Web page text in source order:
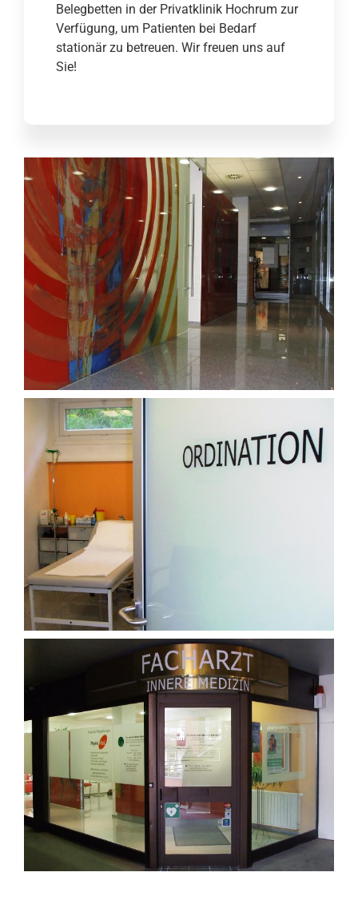
Belegbetten in der Privatklinik Hochrum zur
Verfügung, um Patienten bei Bedarf
stationär zu betreuen. Wir freuen uns auf
Sie!